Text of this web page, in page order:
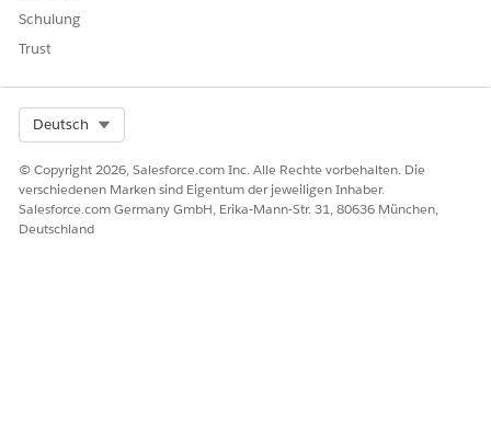
Schulung
Trust
Deutsch
© Copyright 2026, Salesforce.com Inc. Alle Rechte vorbehalten. Die
verschiedenen Marken sind Eigentum der jeweiligen Inhaber.
Salesforce.com Germany GmbH, Erika-Mann-Str. 31, 80636 München,
Deutschland